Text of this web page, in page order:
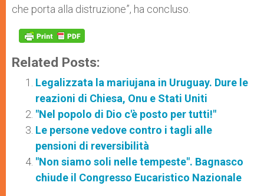
che porta alla distruzione”, ha concluso.
Related Posts:
Legalizzata la mariujana in Uruguay. Dure le
reazioni di Chiesa, Onu e Stati Uniti
"Nel popolo di Dio c'è posto per tutti!"
Le persone vedove contro i tagli alle
pensioni di reversibilità
"Non siamo soli nelle tempeste". Bagnasco
chiude il Congresso Eucaristico Nazionale